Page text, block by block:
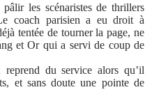
les scénaristes de thrillers
coach parisien a eu droit à
tentée de tourner la page, ne
et Or qui a servi de coup de
du service alors qu’il
et sans doute une pointe de